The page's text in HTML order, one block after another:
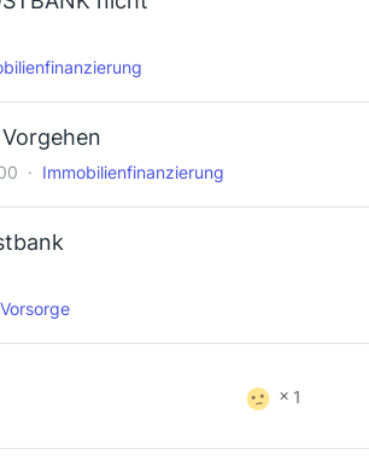
Immobilienfinanzierung
Vorsorge
1